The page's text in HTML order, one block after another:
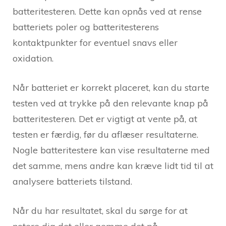
batteritesteren. Dette kan opnås ved at rense
batteriets poler og batteritesterens
kontaktpunkter for eventuel snavs eller
oxidation.
Når batteriet er korrekt placeret, kan du starte
testen ved at trykke på den relevante knap på
batteritesteren. Det er vigtigt at vente på, at
testen er færdig, før du aflæser resultaterne.
Nogle batteritestere kan vise resultaterne med
det samme, mens andre kan kræve lidt tid til at
analysere batteriets tilstand.
Når du har resultatet, skal du sørge for at